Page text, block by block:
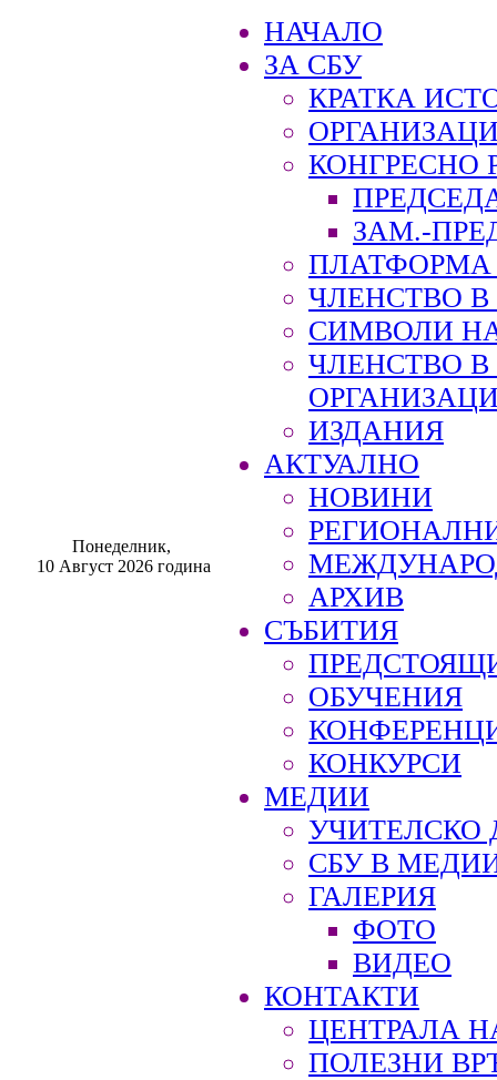
Понеделник,
10 Август 2026 година
НАЧАЛО
ЗА СБУ
КРАТКА
КОНГРЕСНО
ЗАМ.-
ПЛАТФОРМА
ЧЛЕНСТВО В
СИМВОЛИ
ЧЛЕНСТВО
ИЗДАНИЯ
АКТУАЛНО
НОВИНИ
АРХИВ
СЪБИТИЯ
ОБУЧЕНИЯ
КОНКУРСИ
МЕДИИ
УЧИТЕЛСКО
СБУ В
ГАЛЕРИЯ
ФОТО
ВИДЕО
КОНТАКТИ
ЦЕНТРАЛА
ПОЛЕЗНИ